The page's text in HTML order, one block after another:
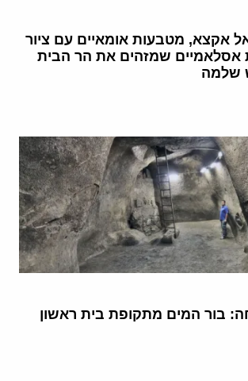
אקצא, מטבעות אומאיים עם ציור
אסלאמיים שמזהים את הר הבית
שלמה
בור המים מתקופת בית ראשון